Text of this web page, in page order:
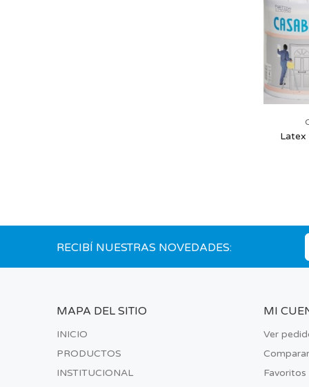
RECIBÍ NUESTRAS NOVEDADES:
MAPA DEL SITIO
INICIO
PRODUCTOS
INSTITUCIONAL
MI
Ver
Comparar
Favoritos